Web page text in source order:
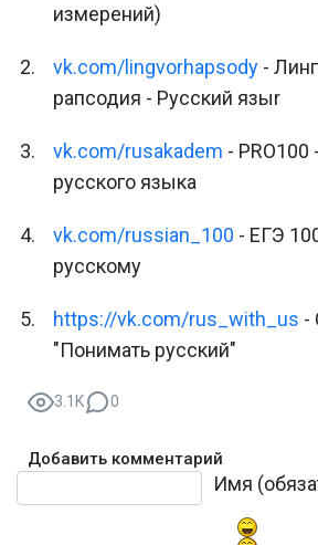
измерений)
vk.com/lingvorhapsody -
рапсодия - Русский языr
vk.com/rusakadem -
русского языка
vk.com/russian_100 - ЕГЭ
русскому
https://vk.com/rus_with_us -
"Понимать русский"
3.1K 0
Добавить комментарий
Имя
Текст комментария